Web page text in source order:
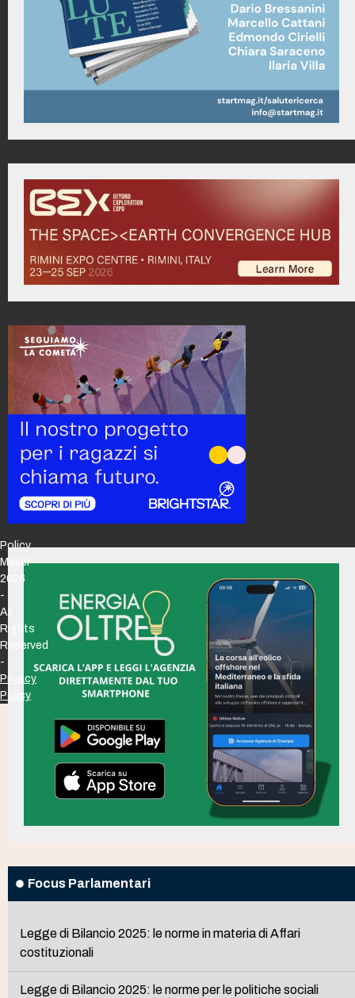
Focus Parlamentari
Legge di Bilancio 2025: le norme in materia di Affari
costituzionali
Legge di Bilancio 2025: le norme per le politiche sociali
Policy
Maker
2026
-
All
Rights
Reserved
-
Privacy
Policy